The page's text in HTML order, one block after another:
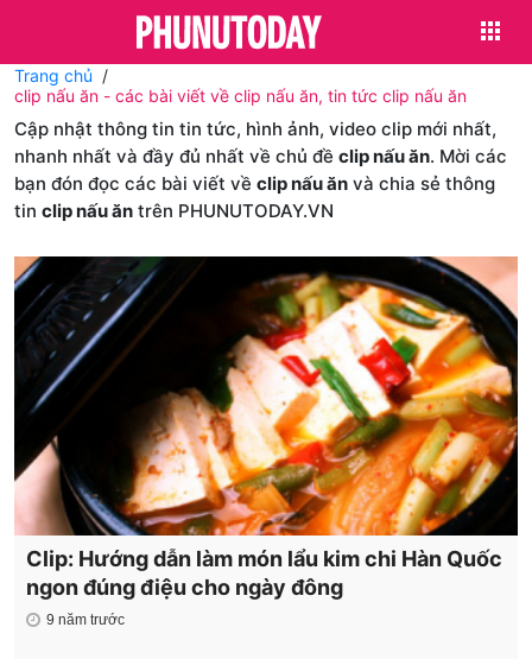
Trang chủ
clip nấu ăn - các bài viết về clip nấu ăn, tin tức clip nấu ăn
Cập nhật thông tin tin tức, hình ảnh, video clip mới nhất,
nhanh nhất và đầy đủ nhất về chủ đề clip nấu ăn. Mời các
bạn đón đọc các bài viết về clip nấu ăn và chia sẻ thông
tin clip nấu ăn trên PHUNUTODAY.VN
Clip: Hướng dẫn làm món lẩu kim chi Hàn Quốc
ngon đúng điệu cho ngày đông
9 năm trước